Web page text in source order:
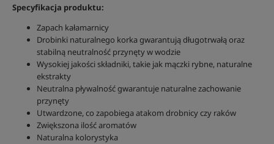
Specyfikacja produktu:
Zapach kałamarnicy
Drobinki naturalnego korka gwarantują długotrwałą oraz
stabilną neutralność przynęty w wodzie
Wysokiej jakości składniki, takie jak mączki rybne, naturalne
ekstrakty
Neutralna pływalność gwarantuje naturalne zachowanie
przynęty
Utwardzone, co zapobiega atakom drobnicy czy raków
Zwiększona ilość aromatów
Naturalna kolorystyka